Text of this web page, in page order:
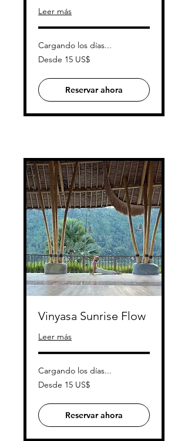
Leer más
Cargando los días...
Desde
15
Desde 15 US$
Reservar ahora
Vinyasa Sunrise Flow
Leer más
Cargando los días...
Desde
15
Desde 15 US$
Reservar ahora